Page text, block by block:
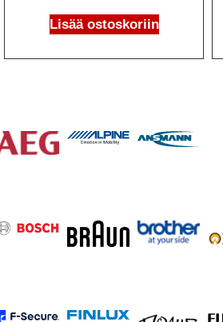
Lisää ostoskoriin